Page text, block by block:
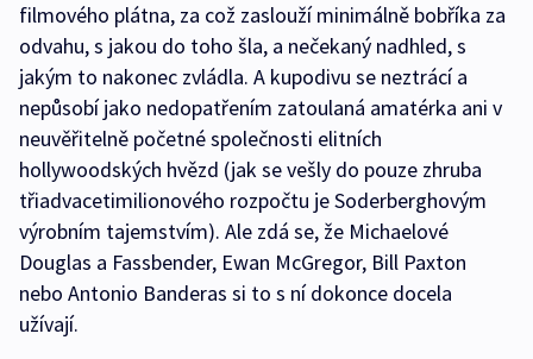
filmového plátna, za což zaslouží minimálně bobříka za
odvahu, s jakou do toho šla, a nečekaný nadhled, s
jakým to nakonec zvládla. A kupodivu se neztrácí a
nepůsobí jako nedopatřením zatoulaná amatérka ani v
neuvěřitelně početné společnosti elitních
hollywoodských hvězd (jak se vešly do pouze zhruba
třiadvacetimilionového rozpočtu je Soderberghovým
výrobním tajemstvím). Ale zdá se, že Michaelové
Douglas a Fassbender, Ewan McGregor, Bill Paxton
nebo Antonio Banderas si to s ní dokonce docela
užívají.